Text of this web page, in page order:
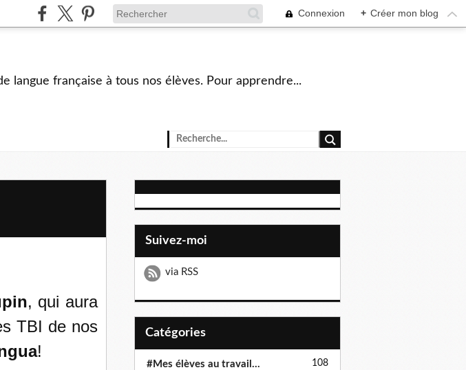
Connexion + Créer mon blog
langue française à tous nos élèves. Pour apprendre...
, qui aura
TBI de nos
!
Suivez-moi
via RSS
Catégories
#Mes élèves au travail... 108